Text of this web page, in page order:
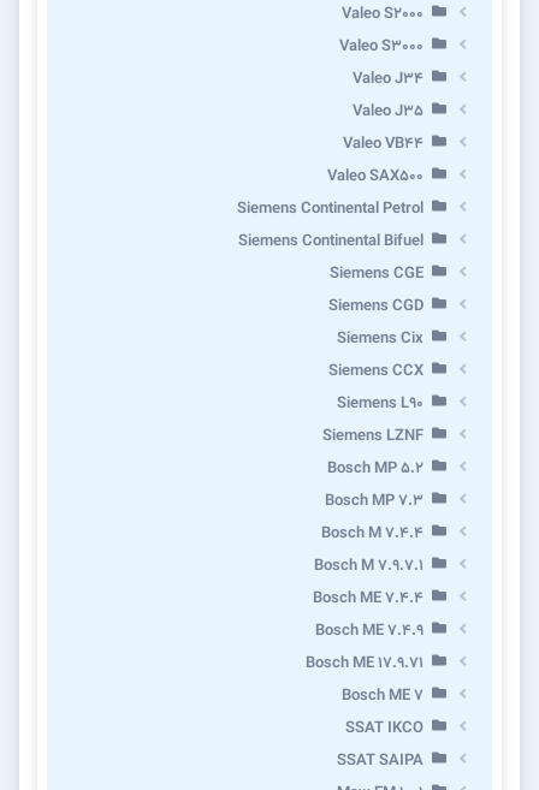
Valeo S2000
Valeo S3000
Valeo J34
Valeo J35
Valeo VB44
Valeo SAX500
Siemens Continental Petrol
Siemens Continental Bifuel
Siemens CGE
Siemens CGD
Siemens Cix
Siemens CCX
Siemens L90
Siemens LZNF
Bosch MP 5.2
Bosch MP 7.3
Bosch M 7.4.4
Bosch M 7.9.7.1
Bosch ME 7.4.4
Bosch ME 7.4.9
Bosch ME 17.9.71
Bosch ME 7
SSAT IKCO
SSAT SAIPA